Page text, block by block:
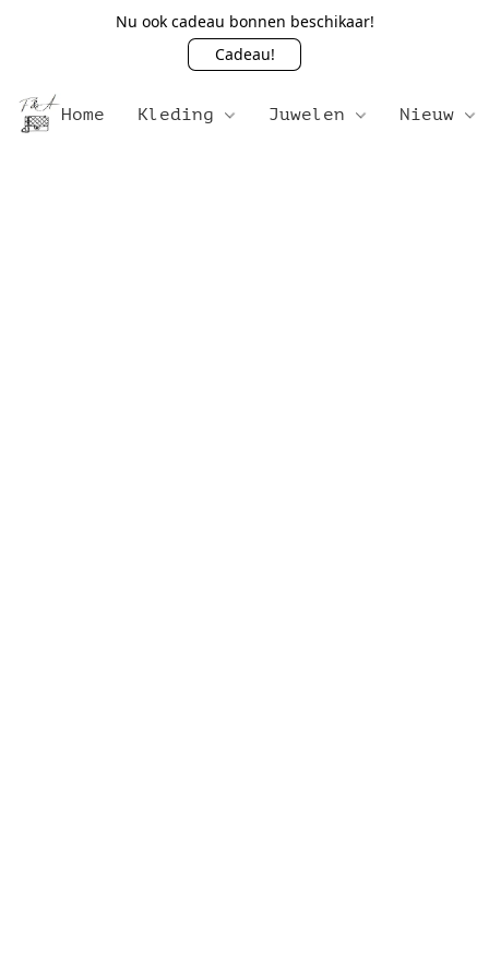
Nu ook cadeau bonnen beschikaar!
Cadeau!
Home Kleding Juwelen Nieuw